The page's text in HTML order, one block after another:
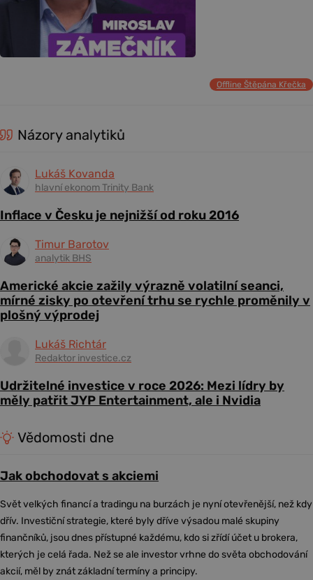
Offline Štěpána Křečka
Názory analytiků
Lukáš Kovanda
hlavní ekonom Trinity Bank
Inflace v Česku je nejnižší od roku 2016
Timur Barotov
analytik BHS
Americké akcie zažily výrazně volatilní seanci,
mírné zisky po otevření trhu se rychle proměnily v
plošný výprodej
Lukáš Richtár
Redaktor investice.cz
Udržitelné investice v roce 2026: Mezi lídry by
měly patřit JYP Entertainment, ale i Nvidia
Vědomosti dne
Jak obchodovat s akciemi
Svět velkých financí a tradingu na burzách je nyní otevřenější, než kdy
dřív. Investiční strategie, které byly dříve výsadou malé skupiny
finančníků, jsou dnes přístupné každému, kdo si zřídí účet u brokera,
kterých je celá řada. Než se ale investor vrhne do světa obchodování
akcií, měl by znát základní termíny a principy.